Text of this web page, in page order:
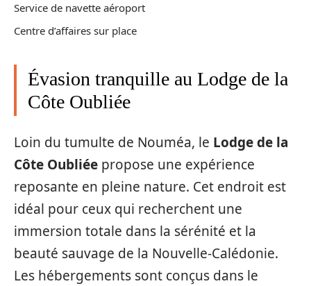
Service de navette aéroport
Centre d’affaires sur place
Évasion tranquille au Lodge de la
Côte Oubliée
Loin du tumulte de Nouméa, le Lodge de la
Côte Oubliée propose une expérience
reposante en pleine nature. Cet endroit est
idéal pour ceux qui recherchent une
immersion totale dans la sérénité et la
beauté sauvage de la Nouvelle-Calédonie.
Les hébergements sont conçus dans le